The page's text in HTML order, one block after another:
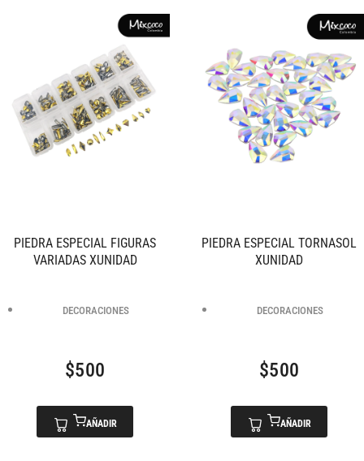
PIEDRA ESPECIAL FIGURAS
VARIADAS XUNIDAD
DECORACIONES
$500
AÑADIR
PIEDRA ESPECIAL TORNASOL
XUNIDAD
DECORACIONES
$500
AÑADIR